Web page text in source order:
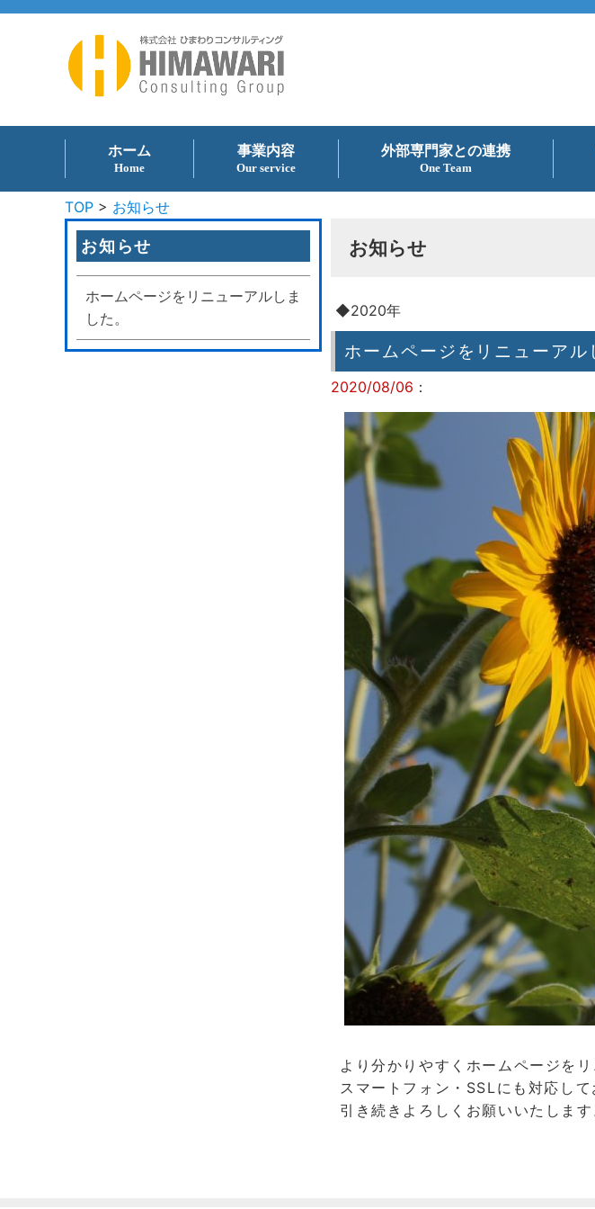
ホーム
Home
事業内容
Our service
外部専門家との連携
One Team
TOP > お知らせ
お知らせ
ホームページをリニューアルしま
した。
お知らせ
◆2020年
ホームページをリニューアル
2020/08/06 ：
より分かりやすくホームページを
スマートフォン・SSLにも対応して
引き続きよろしくお願いいたします